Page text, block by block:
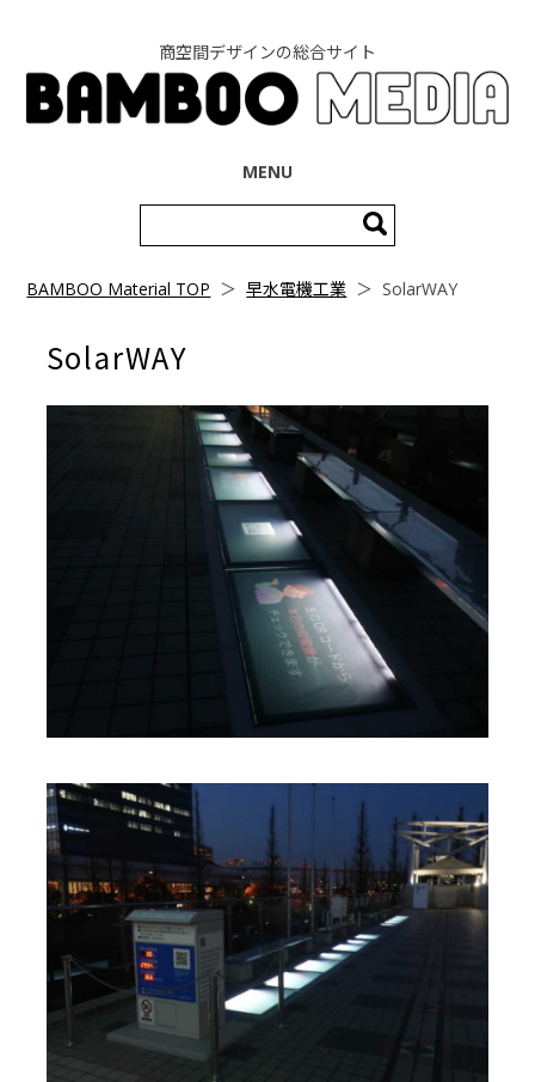
商空間デザインの総合サイト
MENU
索:
BAMBOO Material TOP ＞早水電機工業 ＞SolarWAY
SolarWAY